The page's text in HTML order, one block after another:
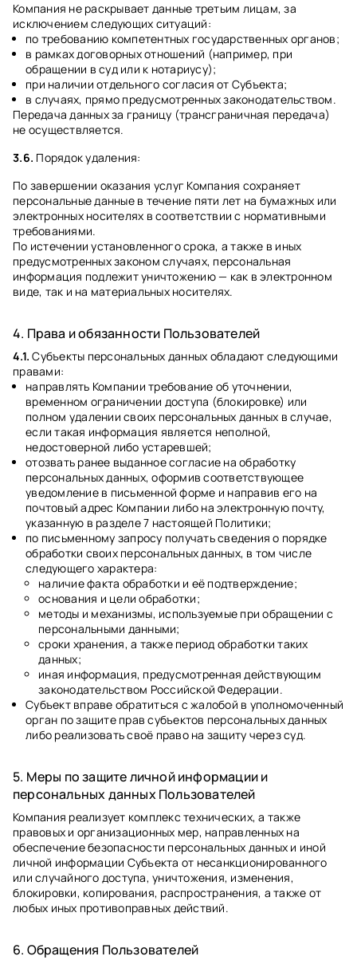
Компания не раскрывает данные третьим лицам, за
исключением следующих ситуаций:
по требованию компетентных государственных органов;
в рамках договорных отношений (например, при
обращении в суд или к нотариусу);
при наличии отдельного согласия от Субъекта;
в случаях, прямо предусмотренных законодательством.
Передача данных за границу (трансграничная передача)
не осуществляется.
3.6. Порядок удаления:
По завершении оказания услуг Компания сохраняет
персональные данные в течение пяти лет на бумажных или
электронных носителях в соответствии с нормативными
требованиями.
По истечении установленного срока, а также в иных
предусмотренных законом случаях, персональная
информация подлежит уничтожению — как в электронном
виде, так и на материальных носителях.
4. Права и обязанности Пользователей
4.1. Субъекты персональных данных обладают следующими
правами:
направлять Компании требование об уточнении,
временном ограничении доступа (блокировке) или
полном удалении своих персональных данных в случае,
если такая информация является неполной,
недостоверной либо устаревшей;
отозвать ранее выданное согласие на обработку
персональных данных, оформив соответствующее
уведомление в письменной форме и направив его на
почтовый адрес Компании либо на электронную почту,
указанную в разделе 7 настоящей Политики;
по письменному запросу получать сведения о порядке
обработки своих персональных данных, в том числе
следующего характера:
наличие факта обработки и её подтверждение;
основания и цели обработки;
методы и механизмы, используемые при обращении с
персональными данными;
сроки хранения, а также период обработки таких
данных;
иная информация, предусмотренная действующим
законодательством Российской Федерации.
Субъект вправе обратиться с жалобой в уполномоченный
орган по защите прав субъектов персональных данных
либо реализовать своё право на защиту через суд.
5. Меры по защите личной информации и
персональных данных Пользователей
Компания реализует комплекс технических, а также
правовых и организационных мер, направленных на
обеспечение безопасности персональных данных и иной
личной информации Субъекта от несанкционированного
или случайного доступа, уничтожения, изменения,
блокировки, копирования, распространения, а также от
любых иных противоправных действий.
6. Обращения Пользователей